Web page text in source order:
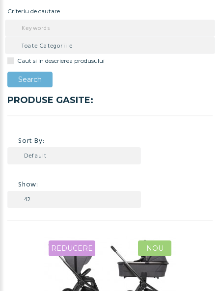
Criteriu de cautare
Caut si in descrierea produsului
PRODUSE GASITE:
Sort By:
Show:
REDUCERE NOU